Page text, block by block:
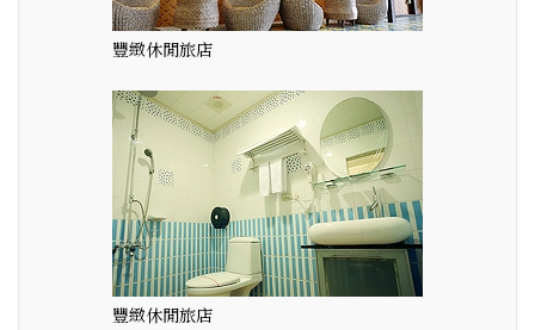
豐緻休閒旅店
豐緻休閒旅店